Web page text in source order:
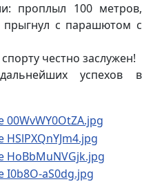
проплыл 100 метров,
с парашютом с
честно заслужен!
успехов в